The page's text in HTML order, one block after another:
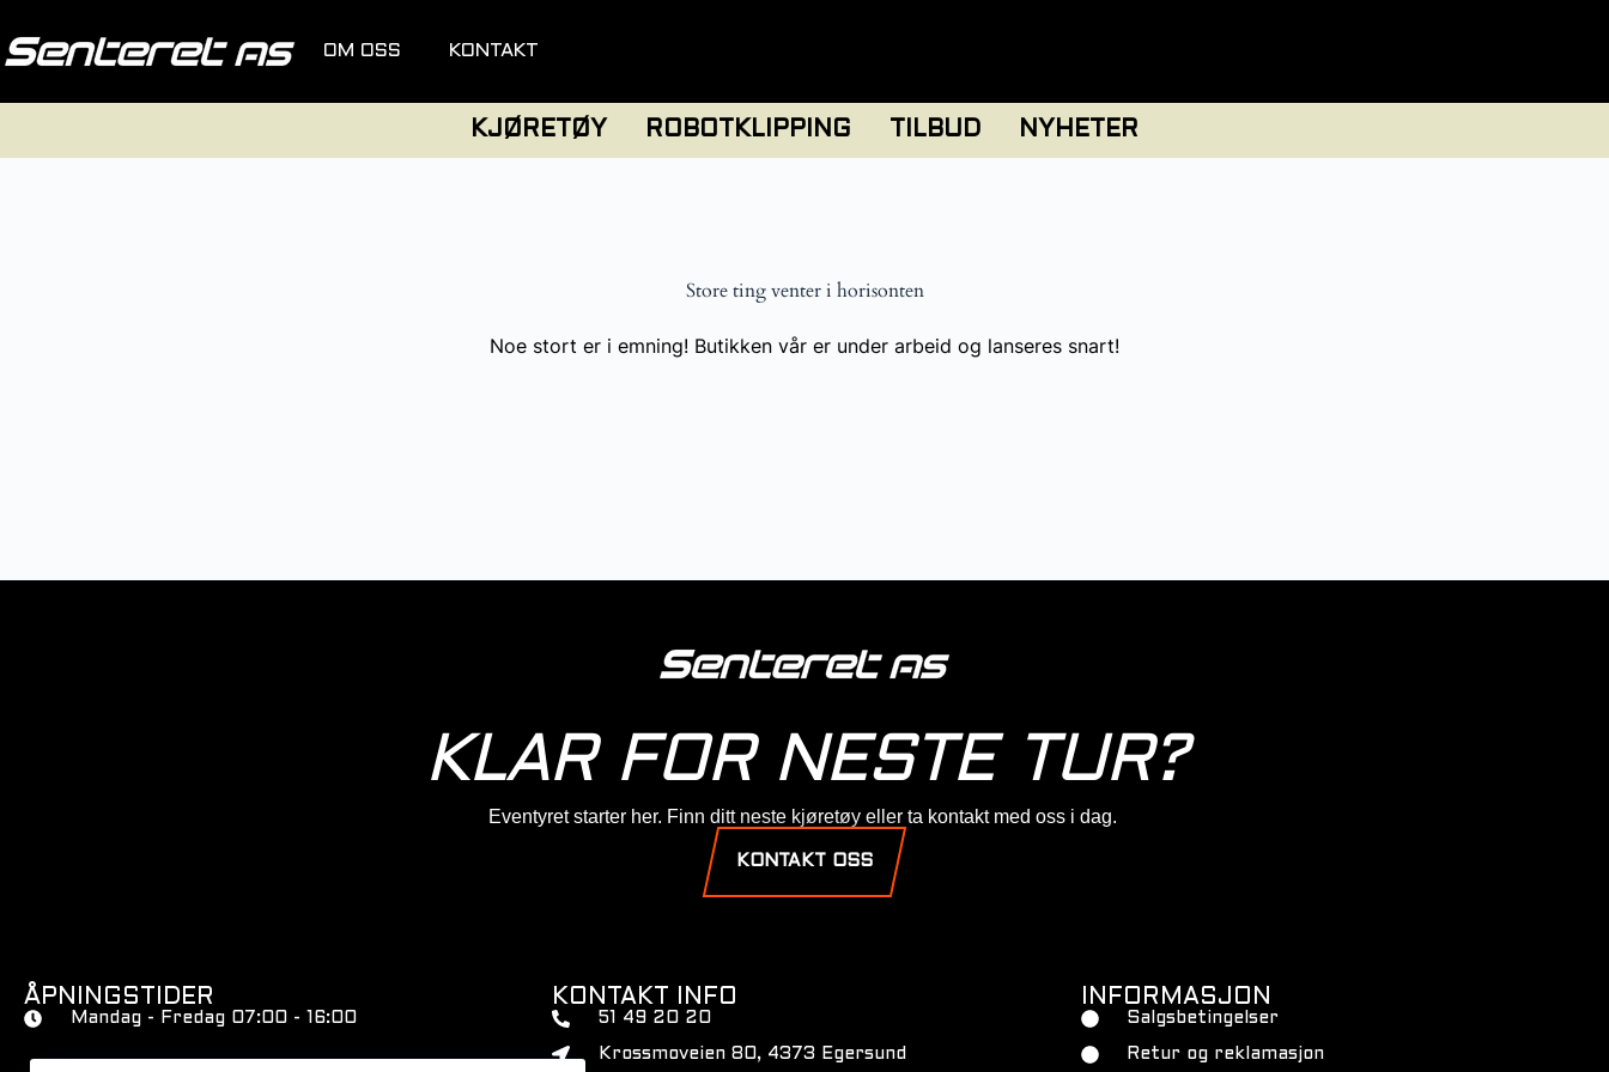
OM OSS KONTAKT
KJØRETØY ROBOTKLIPPING TILBUD NYHETER
Store ting venter i horisonten
Noe stort er i emning! Butikken vår er under arbeid og lanseres snart!
KLAR FOR NESTE TUR?
Eventyret starter her. Finn ditt neste kjøretøy eller ta kontakt med oss i dag.
KONTAKT OSS
ÅPNINGSTIDER
Mandag - Fredag 07:00 - 16:00
KONTAKT INFO
51 49 20 20
Krossmoveien 80, 4373 Egersund
INFORMASJON
Salgsbetingelser
Retur og reklamasjon